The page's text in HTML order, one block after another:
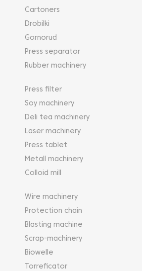
Cartoners
Drobilki
Gornorud
Press separator
Rubber machinery
Press filter
Soy machinery
Deli tea machinery
Laser machinery
Press tablet
Metall machinery
Colloid mill
Wire machinery
Protection chain
Blasting machine
Scrap-machinery
Biowelle
Torreficator